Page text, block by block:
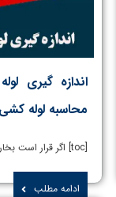
اندازه گیری
محاسبه لوله
[toc] اگر قرار است بخار با کیفیت و فشار مناسب ...
ادامه مطلب